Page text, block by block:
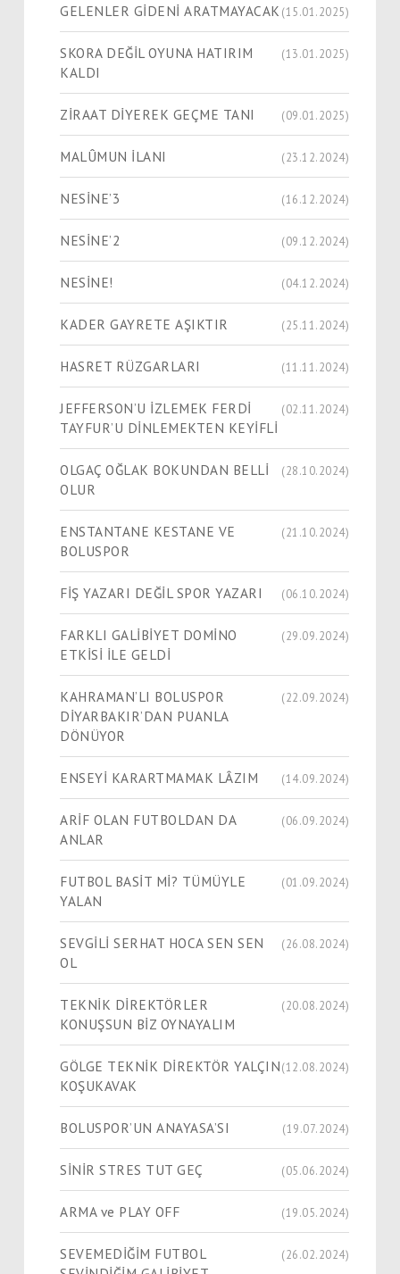
GELENLER GİDENİ ARATMAYACAK (15.01.2025)
SKORA DEĞİL OYUNA HATIRIM
KALDI
(13.01.2025)
ZİRAAT DİYEREK GEÇME TANI (09.01.2025)
MALÛMUN İLANI (23.12.2024)
NESİNE’3 (16.12.2024)
NESİNE’2 (09.12.2024)
NESİNE! (04.12.2024)
KADER GAYRETE AŞIKTIR (25.11.2024)
HASRET RÜZGARLARI (11.11.2024)
JEFFERSON’U İZLEMEK FERDİ
TAYFUR’U DİNLEMEKTEN KEYİFLİ
(02.11.2024)
OLGAÇ OĞLAK BOKUNDAN BELLİ
OLUR
(28.10.2024)
ENSTANTANE KESTANE VE
BOLUSPOR
(21.10.2024)
FİŞ YAZARI DEĞİL SPOR YAZARI (06.10.2024)
FARKLI GALİBİYET DOMİNO
ETKİSİ İLE GELDİ
(29.09.2024)
KAHRAMAN’LI BOLUSPOR
DİYARBAKIR’DAN PUANLA
DÖNÜYOR
(22.09.2024)
ENSEYİ KARARTMAMAK LÂZIM (14.09.2024)
ARİF OLAN FUTBOLDAN DA
ANLAR
(06.09.2024)
FUTBOL BASİT Mİ? TÜMÜYLE
YALAN
(01.09.2024)
SEVGİLİ SERHAT HOCA SEN SEN
OL
(26.08.2024)
TEKNİK DİREKTÖRLER
KONUŞSUN BİZ OYNAYALIM
(20.08.2024)
GÖLGE TEKNİK DİREKTÖR YALÇIN
KOŞUKAVAK
(12.08.2024)
BOLUSPOR’UN ANAYASA’SI (19.07.2024)
SİNİR STRES TUT GEÇ (05.06.2024)
ARMA ve PLAY OFF (19.05.2024)
SEVEMEDİĞİM FUTBOL
(26.02.2024)